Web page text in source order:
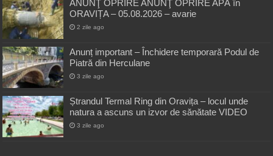
ANUNŢ OPRIRE ANUNŢ OPRIRE APĂ în
ORAVIȚA – 05.08.2026 – avarie
2 zile ago
Anunț important – Închidere temporară Podul de
Piatră din Herculane
3 zile ago
Ștrandul Termal Ring din Oravița – locul unde
natura a ascuns un izvor de sănătate VIDEO
3 zile ago